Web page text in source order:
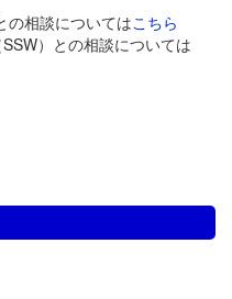
の相談についてはこちら
）との相談については